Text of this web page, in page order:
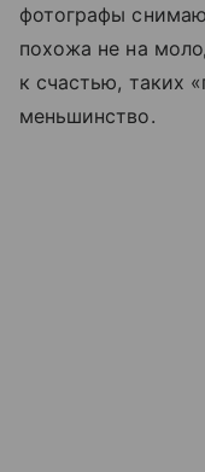
фотографы
похожа не на
к счастью, таких
меньшинство.